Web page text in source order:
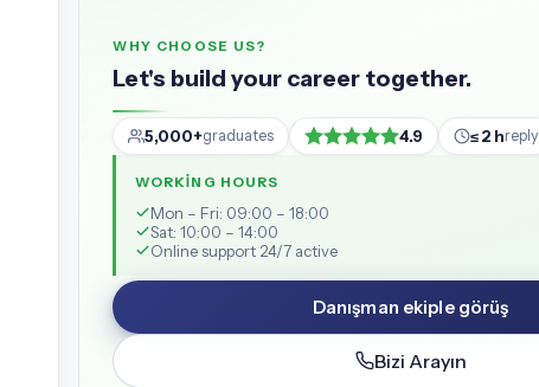
WHY CHOOSE US?
Let's build your career together.
5,000+graduates 4.9 ≤ 2 hreply
WORKING HOURS
Mon – Fri: 09:00 – 18:00
Sat: 10:00 – 14:00
Online support 24/7 active
Danışman ekiple görüş
Bizi Arayın